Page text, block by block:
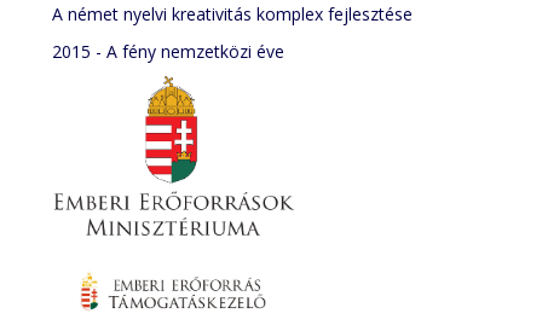
A német nyelvi kreativitás komplex fejlesztése
2015 - A fény nemzetközi éve